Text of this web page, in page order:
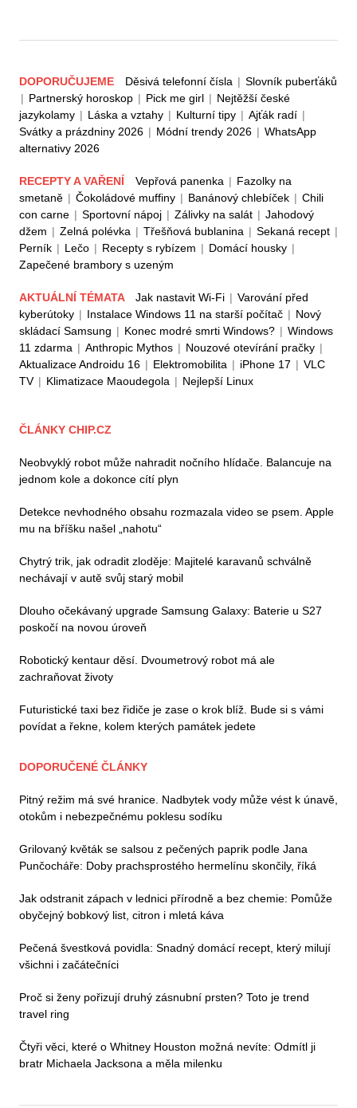
DOPORUČUJEME Děsivá telefonní čísla | Slovník puberťáků
| Partnerský horoskop | Pick me girl | Nejtěžší české
jazykolamy | Láska a vztahy | Kulturní tipy | Ajťák radí |
Svátky a prázdniny 2026 | Módní trendy 2026 | WhatsApp
alternativy 2026
RECEPTY A VAŘENÍ Vepřová panenka | Fazolky na
smetaně | Čokoládové muffiny | Banánový chlebíček | Chili
con carne | Sportovní nápoj | Zálivky na salát | Jahodový
džem | Zelná polévka | Třešňová bublanina | Sekaná recept |
Perník | Lečo | Recepty s rybízem | Domácí housky |
Zapečené brambory s uzeným
AKTUÁLNÍ TÉMATA Jak nastavit Wi-Fi | Varování před
kyberútoky | Instalace Windows 11 na starší počítač | Nový
skládací Samsung | Konec modré smrti Windows? | Windows
11 zdarma | Anthropic Mythos | Nouzové otevírání pračky |
Aktualizace Androidu 16 | Elektromobilita | iPhone 17 | VLC
TV | Klimatizace Maoudegola | Nejlepší Linux
ČLÁNKY CHIP.CZ
Neobvyklý robot může nahradit nočního hlídače. Balancuje na
jednom kole a dokonce cítí plyn
Detekce nevhodného obsahu rozmazala video se psem. Apple
mu na bříšku našel „nahotu“
Chytrý trik, jak odradit zloděje: Majitelé karavanů schválně
nechávají v autě svůj starý mobil
Dlouho očekávaný upgrade Samsung Galaxy: Baterie u S27
poskočí na novou úroveň
Robotický kentaur děsí. Dvoumetrový robot má ale
zachraňovat životy
Futuristické taxi bez řidiče je zase o krok blíž. Bude si s vámi
povídat a řekne, kolem kterých památek jedete
DOPORUČENÉ ČLÁNKY
Pitný režim má své hranice. Nadbytek vody může vést k únavě,
otokům i nebezpečnému poklesu sodíku
Grilovaný květák se salsou z pečených paprik podle Jana
Punčocháře: Doby prachsprostého hermelínu skončily, říká
Jak odstranit zápach v lednici přírodně a bez chemie: Pomůže
obyčejný bobkový list, citron i mletá káva
Pečená švestková povidla: Snadný domácí recept, který milují
všichni i začátečníci
Proč si ženy pořizují druhý zásnubní prsten? Toto je trend
travel ring
Čtyři věci, které o Whitney Houston možná nevíte: Odmítl ji
bratr Michaela Jacksona a měla milenku